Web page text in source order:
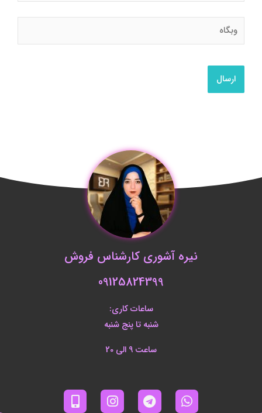
وبگاه
نیره آشوری کارشناس فروش
09125824399
ساعات کاری:
شنبه تا پنج شنبه
ساعت 9 الی 20
W
h
T
e
I
n
M
o